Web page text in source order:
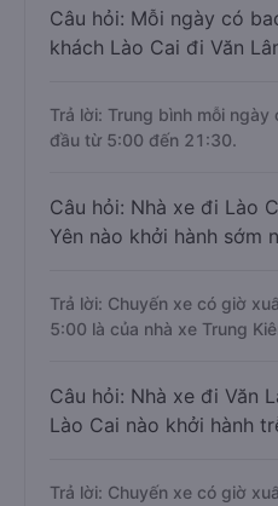
Câu hỏi: Mỗi ngày có
khách Lào Cai đi Văn
Trả lời: Trung bình mỗi
đầu từ 5:00 đến 21:30.
Câu hỏi: Nhà xe đi Lào
Yên nào khởi hành sớm
Trả lời: Chuyến xe có giờ
5:00 là của nhà xe Trung
Câu hỏi: Nhà xe đi Văn
Lào Cai nào khởi hành
Trả lời: Chuyến xe có giờ